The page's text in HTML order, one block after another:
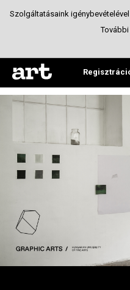
KÉPGRAFIKA
Tervezőgrafika
Szolgáltatásaink